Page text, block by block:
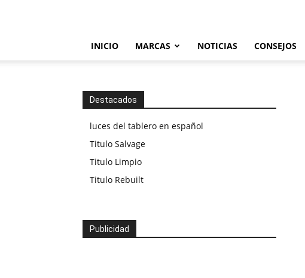
INICIO MARCAS NOTICIAS CONSEJOS
Destacados
luces del tablero en español
Titulo Salvage
Titulo Limpio
Titulo Rebuilt
Publicidad